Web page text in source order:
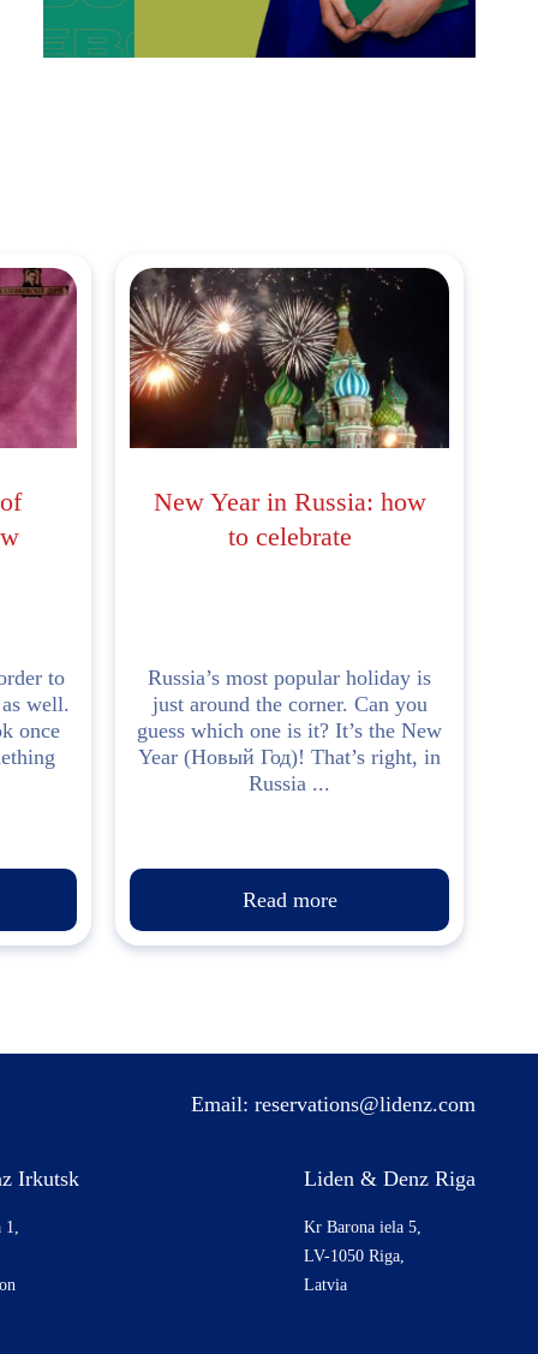
to
well.
once
New Year in Russia: how
to celebrate
Russia’s most popular holiday is
just around the corner. Can you
guess which one is it? It’s the New
Year (Новый Год)! That’s right, in
Russia ...
Read more
Email: reservations@lidenz.com
Irkutsk Liden & Denz Riga
Kr Barona iela 5,
LV-1050 Riga,
Latvia